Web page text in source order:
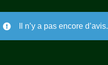
Il n’y a pas encore d’avis.